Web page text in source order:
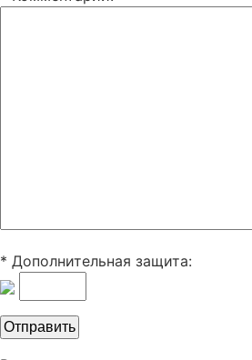
* Дополнительная защита: